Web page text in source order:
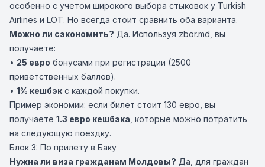
особенно с учетом широкого выбора стыковок у Turkish
Airlines и LOT. Но всегда стоит сравнить оба варианта.
Можно ли сэкономить? Да. Используя zbor.md, вы
получаете:
• 25 евро бонусами при регистрации (2500
приветственных баллов).
• 1% кешбэк с каждой покупки.
Пример экономии: если билет стоит 130 евро, вы
получаете 1.3 евро кешбэка , которые можно потратить
на следующую поездку.
Блок 3: По прилету в Баку
Нужна ли виза гражданам Молдовы? Да, для граждан